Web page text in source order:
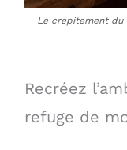
Le crépitement du
Recréez
refuge de